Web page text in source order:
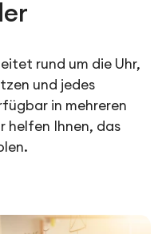
rund um die Uhr,
und jedes
in mehreren
helfen Ihnen, das